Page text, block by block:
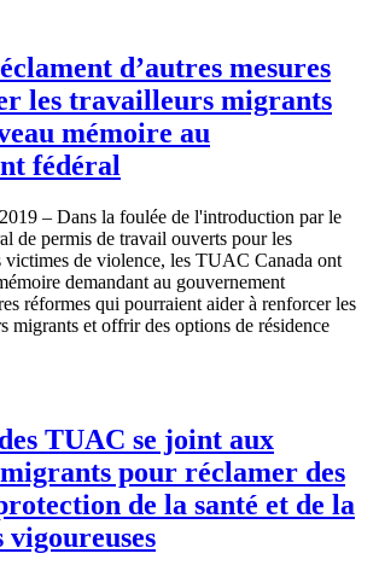
d’autres mesures
les travailleurs migrants
mémoire au
fédéral
– Dans la foulée de l'introduction par le
de permis de travail ouverts pour les
victimes de violence, les TUAC Canada ont
demandant au gouvernement
réformes qui pourraient aider à renforcer les
migrants et offrir des options de résidence
TUAC se joint aux
pour réclamer des
de la santé et de la